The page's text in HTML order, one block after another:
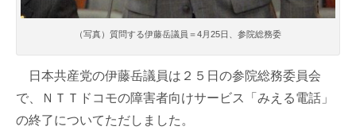
（写真）質問する伊藤岳議員＝4月25日、参院総務委
日本共産党の伊藤岳議員は２５日の参院総務委員会
で、ＮＴＴドコモの障害者向けサービス「みえる電話」
の終了についてただしました。